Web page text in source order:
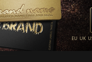
EU UK